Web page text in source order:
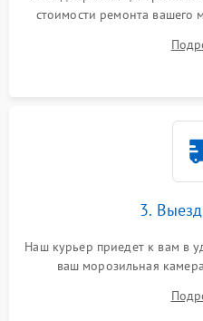
стоимости ремонта вашего
3.
Наш курьер приедет к вам в
ваш морозильная